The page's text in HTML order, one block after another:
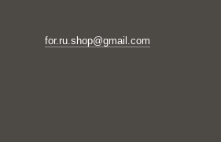
for.ru.shop@gmail.com